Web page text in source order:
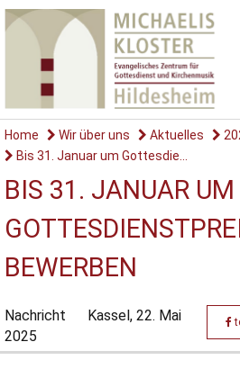
Home Wir über uns Aktuelles
Bis 31. Januar um Gottesdie...
BIS 31. JANUAR UM
BEWERBEN
Nachricht Kassel, 22. Mai
2025